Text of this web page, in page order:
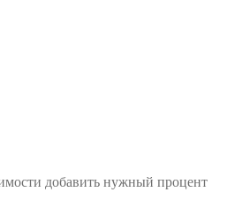
добавить нужный процент